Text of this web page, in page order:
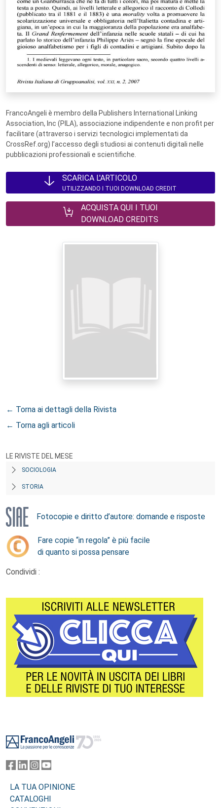
FrancoAngeli è membro della Publishers International Linking
Association, Inc (PILA), associazione indipendente e non profit per
facilitare (attraverso i servizi tecnologici implementati da
CrossRef.org) l’accesso degli studiosi ai contenuti digitali nelle
pubblicazioni professionali e scientifiche.
SCARICA L'ARTICOLO
UTILIZZANDO I TUOI DOWNLOAD CREDIT
ACQUISTA QUI I TUOI
DOWNLOAD CREDITS
← Torna ai dettagli della Rivista
← Torna agli articoli
LE RIVISTE DEL MESE
SOCIOLOGIA
STORIA
Fotocopie e diritto d’autore: domande e risposte
Fare copie “in regola” è più facile
di quanto si possa pensare
Condividi :
LA TUA OPINIONE
CATALOGHI